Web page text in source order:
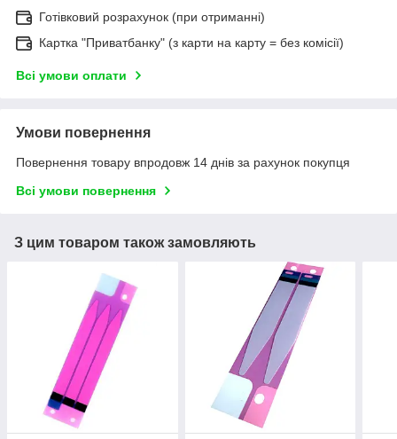
Готівковий розрахунок (при отриманні)
Картка "Приватбанку" (з карти на карту = без комісії)
Всі умови оплати
Умови повернення
Повернення товару впродовж 14 днів за рахунок покупця
Всі умови повернення
З цим товаром також замовляють